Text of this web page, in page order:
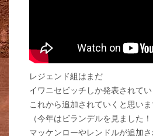
レジェンド組はまだ
イワニセビッチしか発表されて
これから追加されていくと思いま
（今年はビランデルを見ました！
マッケンローやレンドルが追加